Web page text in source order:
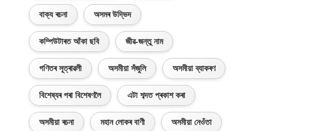
বাক্য ৰচনা অসমৰ উদ্ভিদ
কম্পিউটাৰত আঁকা ছবি জীৱ-জন্তু নাম
গণিতৰ সূত্ৰাৱলী অসমীয়া সঁজুলি অসমীয়া ব্যাকৰণ
বিশেষ্যৰ পৰা বিশেষণলৈ এটা শব্দত প্ৰকাশ কৰা
অসমীয়া ৰচনা মহান লোকৰ বাণী অসমীয়া নেওঁতা